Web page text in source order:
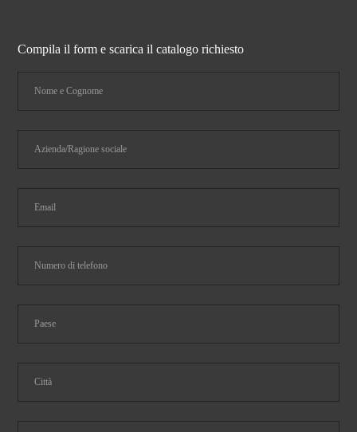
Compila il form e scarica il catalogo richiesto